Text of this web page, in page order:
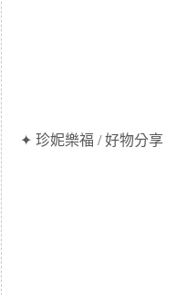
✦ 珍妮樂福 / 好物分享